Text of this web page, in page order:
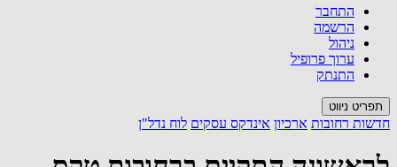
התחבר
הרשמה
ניהול
ערוך פרופיל
התנתק
תפריט ניווט
חדשות רחובות ארכיון אינדקס עסקים לוח נדל"ן